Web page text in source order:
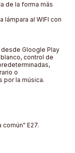
de la forma más
lámpara al WIFI con
desde Gloogle Play
control de
o
por la música.
E27.